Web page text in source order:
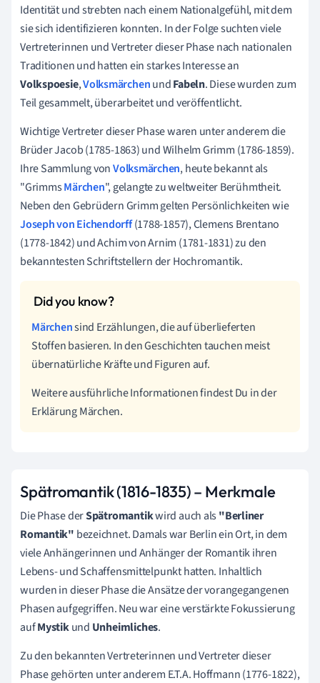
Identität und strebten nach einem Nationalgefühl, mit dem
sie sich identifizieren konnten. In der Folge suchten viele
Vertreterinnen und Vertreter dieser Phase nach nationalen
Traditionen und hatten ein starkes Interesse an
Volkspoesie,VolksmärchenundFabeln. Diese wurden zum
Teil gesammelt, überarbeitet und veröffentlicht.
Wichtige Vertreter dieser Phase waren unter anderem die
Brüder Jacob (1785-1863) und Wilhelm Grimm (1786-1859).
Ihre Sammlung vonVolksmärchen, heute bekannt als
"GrimmsMärchen", gelangte zu weltweiter Berühmtheit.
Neben den Gebrüdern Grimm gelten Persönlichkeiten wie
Joseph von Eichendorff(1788-1857), Clemens Brentano
(1778-1842) und Achim von Arnim (1781-1831) zu den
bekanntesten Schriftstellern der Hochromantik.
Märchensind Erzählungen, die auf überlieferten
Stoffen basieren. In den Geschichten tauchen meist
übernatürliche Kräfte und Figuren auf.
Weitere ausführliche Informationen findest Du in der
Erklärung Märchen.
Spätromantik (1816-1835) – Merkmale
Die Phase derSpätromantikwird auch als"Berliner
Romantik" bezeichnet. Damals war Berlin ein Ort, in dem
viele Anhängerinnen und Anhänger der Romantik ihren
Lebens- und Schaffensmittelpunkt hatten. Inhaltlich
wurden in dieser Phase die Ansätze der vorangegangenen
Phasen aufgegriffen. Neu war eine verstärkte Fokussierung
aufMystikund Unheimliches.
Zu den bekannten Vertreterinnen und Vertreter dieser
Phase gehörten unter anderem E.T.A. Hoffmann (1776-1822),